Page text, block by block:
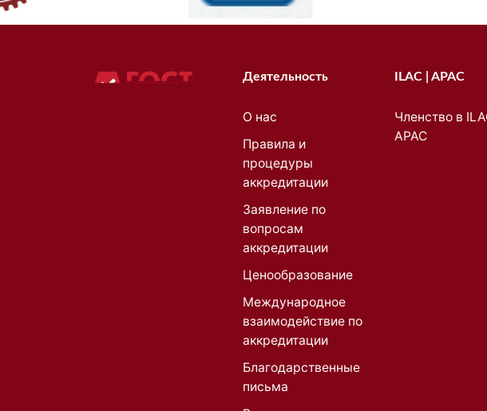
Деятельность
О нас
Правила и
процедуры
аккредитации
Заявление по
вопросам
аккредитации
Ценообразование
Международное
взаимодействие по
аккредитации
Благодарственные
письма
ILAC | APAC
Членство в
APAC